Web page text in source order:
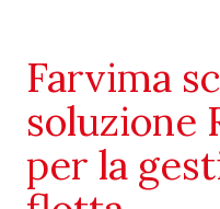
Farvima
soluzione
per la